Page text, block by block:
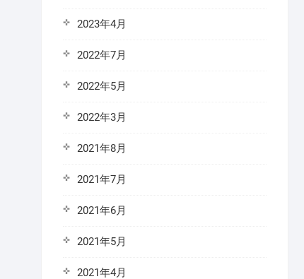
2023年4月
2022年7月
2022年5月
2022年3月
2021年8月
2021年7月
2021年6月
2021年5月
2021年4月